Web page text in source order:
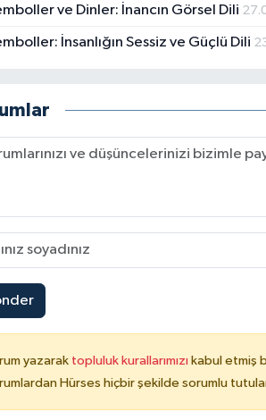
ve Dinler: İnancın Görsel Dili
İnsanlığın Sessiz ve Güçlü Dili
yazarak topluluk kurallarımızı kabul etmiş
Hürses hiçbir şekilde sorumlu